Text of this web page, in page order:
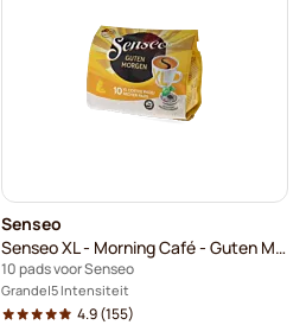
Senseo
Senseo XL - Morning Café - Guten Morgen (Grote kop)
10 pads voor Senseo
Grande 5 Intensiteit
4.9(155)